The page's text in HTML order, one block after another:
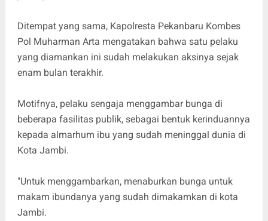
Ditempat yang sama, Kapolresta Pekanbaru Kombes
Pol Muharman Arta mengatakan bahwa satu pelaku
yang diamankan ini sudah melakukan aksinya sejak
enam bulan terakhir.
Motifnya, pelaku sengaja menggambar bunga di
beberapa fasilitas publik, sebagai bentuk kerinduannya
kepada almarhum ibu yang sudah meninggal dunia di
Kota Jambi.
"Untuk menggambarkan, menaburkan bunga untuk
makam ibundanya yang sudah dimakamkan di kota
Jambi.